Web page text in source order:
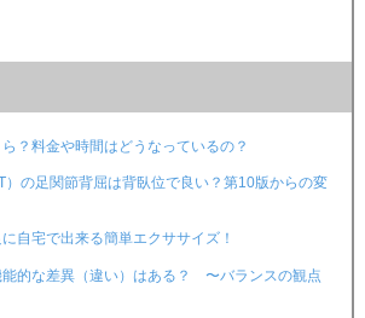
？料金や時間はどうなっているの？
）の足関節背屈は背臥位で良い？第10版からの変
自宅で出来る簡単エクササイズ！
的な差異（違い）はある？ 〜バランスの観点